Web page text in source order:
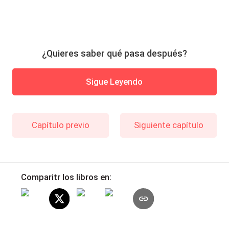
¿Quieres saber qué pasa después?
Sigue Leyendo
Capítulo previo Siguiente capítulo
Comparitr los libros en: